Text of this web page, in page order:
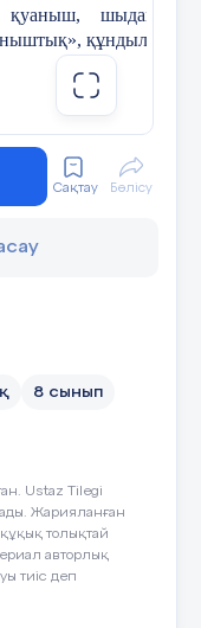
қуаныш,
үйлесімді
отырып, ашуға жол
қарындаш.
қуанышы
Сақтау Бөлісу
8 сынып
Ustaz Tilegi
Жарияланған
толықтай
авторлық
тиіс деп